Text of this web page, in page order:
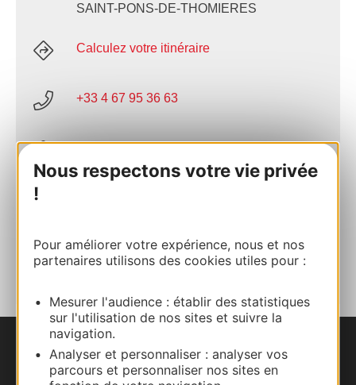
Nous respectons votre vie privée
!
Pour améliorer votre expérience, nous et nos
partenaires utilisons des cookies utiles pour :
Mesurer l'audience : établir des statistiques
sur l'utilisation de nos sites et suivre la
navigation.
Analyser et personnaliser : analyser vos
parcours et personnaliser nos sites en
SAINT-PONS-DE-THOMIERES
Calculez votre itinéraire
+33 4 67 95 36 63
E-mail
AJOUTER
AU CARNET
Nous contacter